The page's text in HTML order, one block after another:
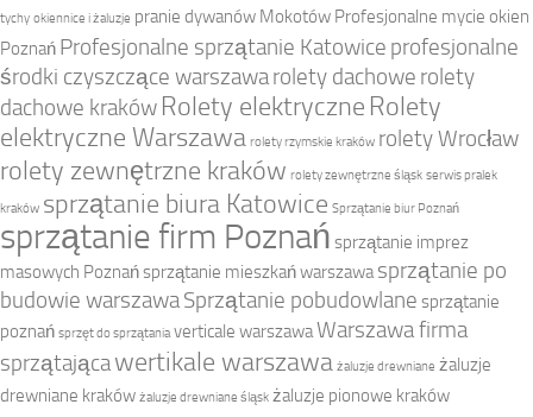
tychy okiennice i żaluzje pranie dywanów Mokotów Profesjonalne mycie okien
Poznań Profesjonalne sprzątanie Katowice profesjonalne
środki czyszczące warszawarolety dachowe rolety
dachowe kraków Rolety elektryczne Rolety
elektryczne Warszawa rolety rzymskie kraków rolety Wrocław
rolety zewnętrzne kraków rolety zewnętrzne śląsk serwis pralek
kraków sprzątanie biura Katowice Sprzątanie biur Poznań
sprzątanie firm Poznań sprzątanie imprez
masowych Poznańsprzątanie mieszkań warszawa sprzątanie po
budowie warszawaSprzątanie pobudowlane sprzątanie
poznań sprzęt do sprzątania verticale warszawaWarszawa firma
sprzątającawertikale warszawa żaluzje drewniane żaluzje
drewniane kraków żaluzje drewniane śląsk żaluzje pionowe kraków